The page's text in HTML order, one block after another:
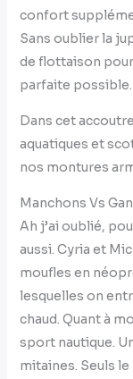
confort
Sans oublier la
de flottaison
parfaite possible.
Dans cet
aquatiques et
nos montures
Manchons Vs
Ah j’ai oublié,
aussi. Cyria et
moufles en
lesquelles on
chaud. Quant à
sport nautique.
mitaines. Seuls